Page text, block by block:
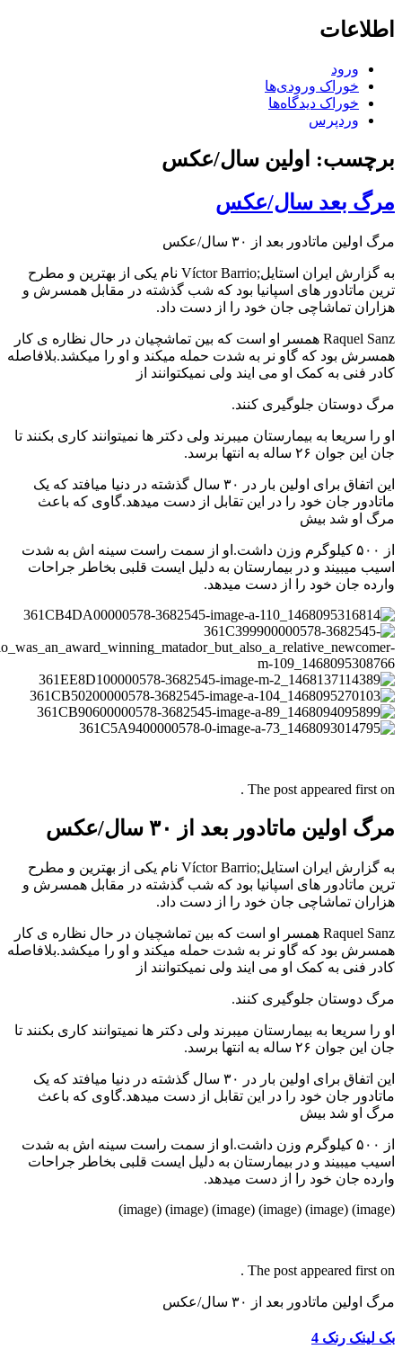
ورود
خوراک ورودی‌ها
خوراک دیدگاه‌ها
وردپرس
اولین سال/عکس
بعد سال/عکس
ماتادور بعد از ۳۰ سال/عکس
به گزارش ایران استایل;Víctor Barrio نام یکی از بهترین و مطرح
ماتادور های اسپانیا بود که شب گذشته در مقابل همسرش و
تماشاچی جان خود را از دست داد.
Raquel Sanz همسر او است که بین تماشچیان در حال نظاره ی کار
بود که گاو نر به شدت حمله میکند و او را میکشد.بلافاصله
فنی به کمک او می ایند ولی نمیکتوانند از
دوستان جلوگیری کنند.
سریعا به بیمارستان میبرند ولی دکتر ها نمیتوانند کاری بکنند تا
۲۶ ساله به انتها برسد.
این اتفاق برای اولین بار در ۳۰ سال گذشته در دنیا میافتد که یک
جان خود را در این تقابل از دست میدهد.گاوی که باعث
او شد بیش
از ۵۰۰ کیلوگرم وزن داشت.او از سمت راست سینه اش به شدت
میبیند و در بیمارستان به دلیل ایست قلبی بخاطر جراحات
جان خود را از دست میدهد.
The post appeared first
ماتادور بعد از ۳۰ سال/عکس
به گزارش ایران استایل;Víctor Barrio نام یکی از بهترین و مطرح
ماتادور های اسپانیا بود که شب گذشته در مقابل همسرش و
تماشاچی جان خود را از دست داد.
Raquel Sanz همسر او است که بین تماشچیان در حال نظاره ی کار
بود که گاو نر به شدت حمله میکند و او را میکشد.بلافاصله
فنی به کمک او می ایند ولی نمیکتوانند از
دوستان جلوگیری کنند.
سریعا به بیمارستان میبرند ولی دکتر ها نمیتوانند کاری بکنند تا
۲۶ ساله به انتها برسد.
این اتفاق برای اولین بار در ۳۰ سال گذشته در دنیا میافتد که یک
جان خود را در این تقابل از دست میدهد.گاوی که باعث
او شد بیش
از ۵۰۰ کیلوگرم وزن داشت.او از سمت راست سینه اش به شدت
میبیند و در بیمارستان به دلیل ایست قلبی بخاطر جراحات
جان خود را از دست میدهد.
The post appeared first
ماتادور بعد از ۳۰ سال/عکس
رنک 4